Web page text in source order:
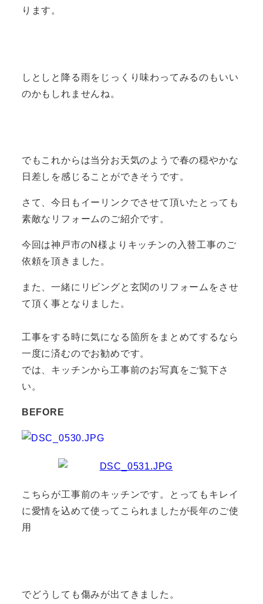
ります。
しとしと降る雨をじっくり味わってみるのもいい
のかもしれませんね。
でもこれからは当分お天気のようで春の穏やかな
日差しを感じることができそうです。
さて、今日もイーリンクでさせて頂いたとっても
素敵なリフォームのご紹介です。
今回は神戸市のN様よりキッチンの入替工事のご
依頼を頂きました。
また、一緒にリビングと玄関のリフォームをさせ
て頂く事となりました。
工事をする時に気になる箇所をまとめてするなら
一度に済むのでお勧めです。
では、キッチンから工事前のお写真をご覧下さ
い。
BEFORE
こちらが工事前のキッチンです。とってもキレイ
に愛情を込めて使ってこられましたが長年のご使
用
でどうしても傷みが出てきました。